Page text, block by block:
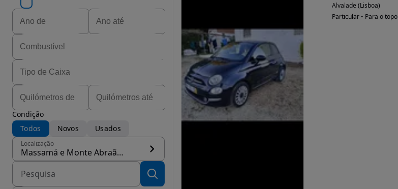
Condição
Todos
Novos Usados
Localização
Massamá e Monte Abraão, concelho Sintra
Alvalade (Lisboa)
Particular • Para o topo